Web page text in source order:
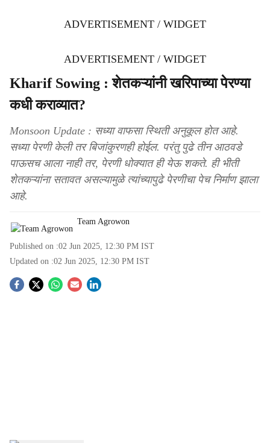
ADVERTISEMENT / WIDGET
ADVERTISEMENT / WIDGET
Kharif Sowing : शेतकऱ्यांनी खरिपाच्या पेरण्या
कधी कराव्यात?
Monsoon Update : सध्या वाफसा स्थिती अनुकूल होत आहे.
सध्या पेरणी केली तर बिजांकुरणही होईल. परंतु पुढे तीन आठवडे
पाऊसच आला नाही तर, पेरणी धोक्यात ही येऊ शकते. ही भीती
शेतकऱ्यांना सतावत असल्यामुळे त्यांच्यापुढे पेरणीचा पेच निर्माण झाला
आहे.
Team Agrowon
Published on :02 Jun 2025, 12:30 PM IST
Updated on :02 Jun 2025, 12:30 PM IST
S